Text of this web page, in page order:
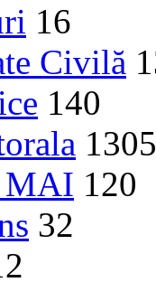
16
Civilă
140
1305
MAI 120
32